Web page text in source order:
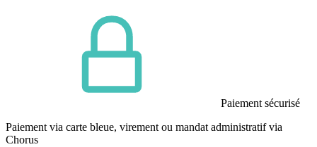
Paiement sécurisé
Paiement via carte bleue, virement ou mandat administratif via
Chorus